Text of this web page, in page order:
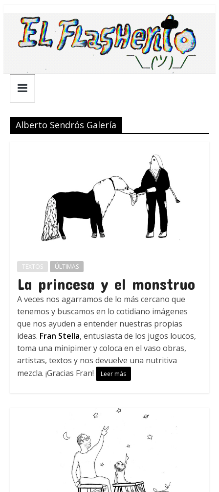
contenido
¯\_(ツ)_/
¯
Alberto Sendrós Galería
TEXTOS ÚLTIMAS
La princesa y el monstruo
A veces nos agarramos de lo más cercano que
tenemos y buscamos en lo cotidiano imágenes
que nos ayuden a entender nuestras propias
ideas. Fran Stella, entusiasta de los jugos loucos,
toma una minipimer y coloca en el vaso obras,
artistas, textos y nos devuelve una nutritiva
mezcla. ¡Gracias Fran!
Leer más